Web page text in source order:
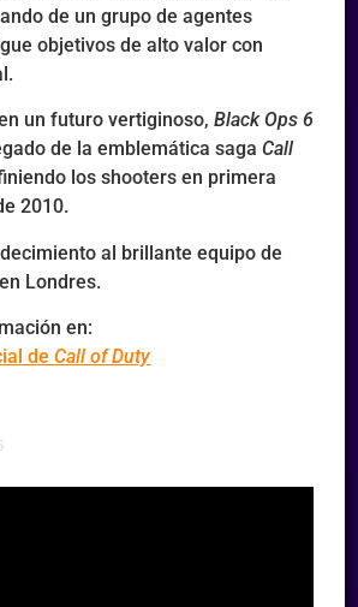
de un grupo de agentes
objetivos de alto valor con
un futuro vertiginoso,Black Ops 6
de la emblemática sagaCall
los shooters en primera
2010.
al brillante equipo de
en Londres.
en:
deCall of Duty